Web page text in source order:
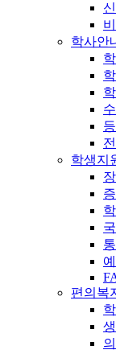
학사안
학생지
편의복